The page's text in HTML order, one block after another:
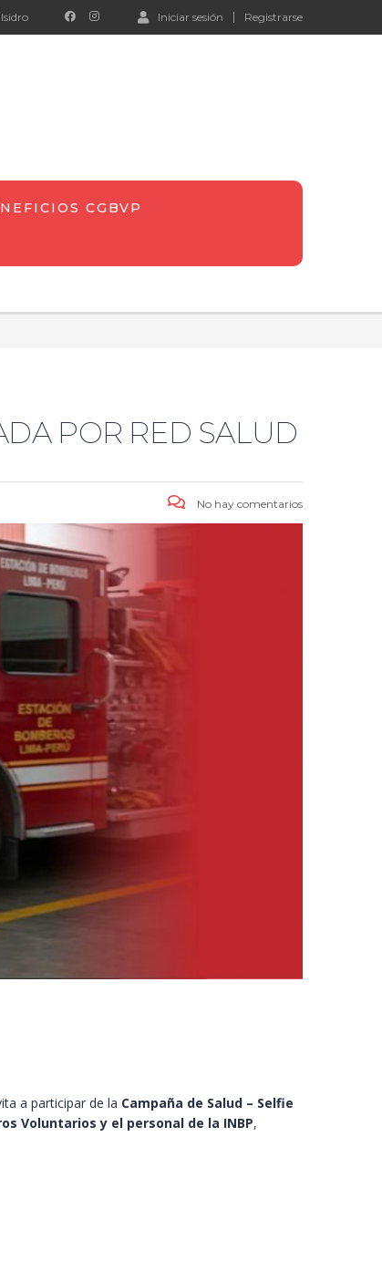
Iniciar sesión Registrarse
CGBVP
POR RED SALUD
No hay comentarios
a participar de la Campaña de Salud – Selfie
Voluntarios y el personal de la INBP,